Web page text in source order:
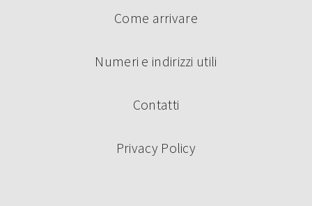
Come arrivare
Numeri e indirizzi utili
Contatti
Privacy Policy